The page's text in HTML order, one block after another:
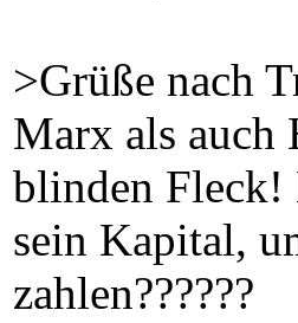
>Grüße nach
Marx als auch
blinden Fleck!
sein Kapital,
zahlen??????